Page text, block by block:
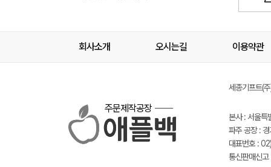
회사소개 오시는길 이용약관
주문제작공장
세종기프트(
본사 : 서울
파주 공장 :
대표번호 :
통신판매신